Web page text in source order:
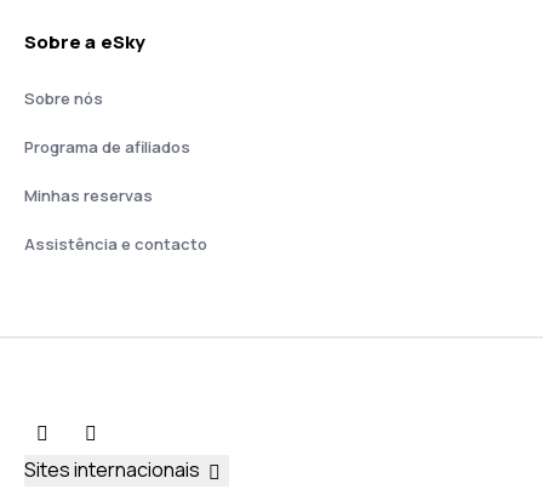
Sobre a eSky
Sobre nós
Programa de afiliados
Minhas reservas
Assistência e contacto
Sites internacionais